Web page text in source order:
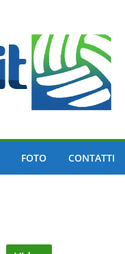
FOTO CONTATTI